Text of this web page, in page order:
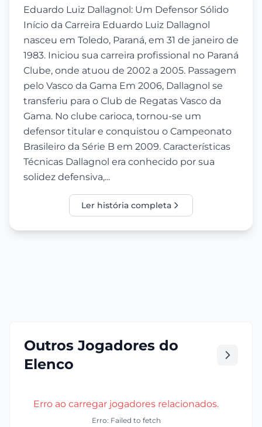
Eduardo Luiz Dallagnol: Um Defensor Sólido
Início da Carreira Eduardo Luiz Dallagnol
nasceu em Toledo, Paraná, em 31 de janeiro de
1983. Iniciou sua carreira profissional no Paraná
Clube, onde atuou de 2002 a 2005. Passagem
pelo Vasco da Gama Em 2006, Dallagnol se
transferiu para o Club de Regatas Vasco da
Gama. No clube carioca, tornou-se um
defensor titular e conquistou o Campeonato
Brasileiro da Série B em 2009. Características
Técnicas Dallagnol era conhecido por sua
solidez defensiva,...
Ler história completa
Outros Jogadores do
Elenco
Erro ao carregar jogadores relacionados.
Erro: Failed to fetch